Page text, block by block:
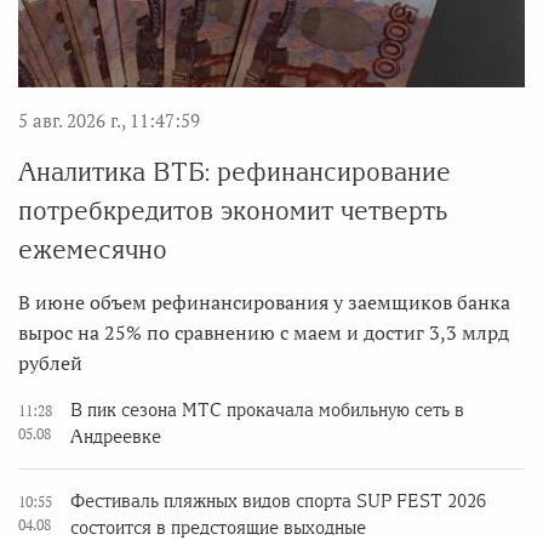
5 авг. 2026 г., 11:47:59
Аналитика ВТБ: рефинансирование
потребкредитов экономит четверть
ежемесячно
В июне объем рефинансирования у заемщиков банка
вырос на 25% по сравнению с маем и достиг 3,3 млрд
рублей
11:28
05.08
В пик сезона МТС прокачала мобильную сеть в
Андреевке
10:55
04.08
Фестиваль пляжных видов спорта SUP FEST 2026
состоится в предстоящие выходные